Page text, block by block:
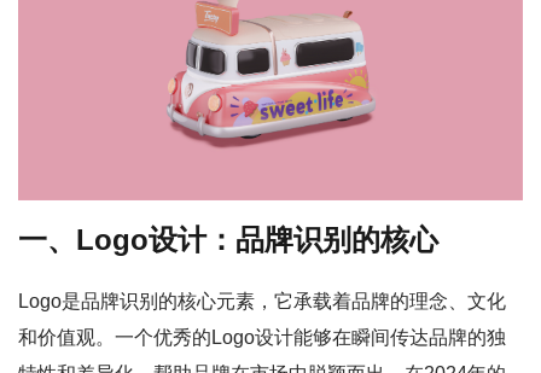
一、Logo设计：品牌识别的核心
Logo是品牌识别的核心元素，它承载着品牌的理念、文化
和价值观。一个优秀的Logo设计能够在瞬间传达品牌的独